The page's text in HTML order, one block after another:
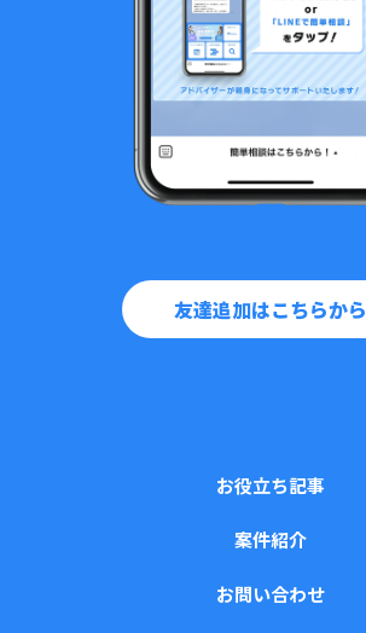
友達追加はこちらから
お役立ち記事
案件紹介
お問い合わせ